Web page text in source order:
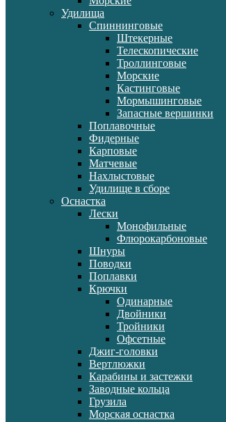
Удилища
Спиннинговые
Штекерные
Телескопические
Троллинговые
Морские
Кастинговые
Мормышинговые
Запасные вершинки
Поплавочные
Фидерные
Карповые
Матчевые
Нахлыстовые
Удилище в сборе
Оснастка
Лески
Монофильные
Флюрокарбоновые
Шнуры
Поводки
Поплавки
Крючки
Одинарные
Двойники
Тройники
Офсетные
Джиг-головки
Вертлюжки
Карабины и застежки
Заводные кольца
Грузила
Морская оснастка